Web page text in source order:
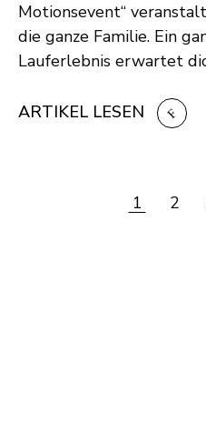
Motionsevent“
die ganze Familie. Ein
Lauferlebnis erwartet
ARTIKEL LESEN
1 2